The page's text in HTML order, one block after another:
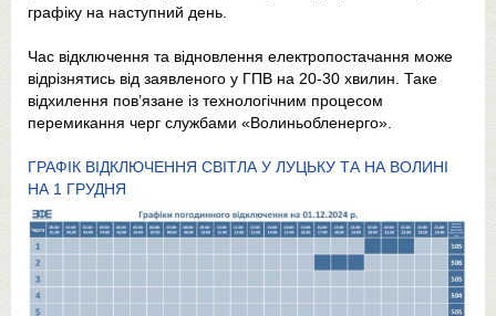
графіку на наступний день.
Час відключення та відновлення електропостачання може
відрізнятись від заявленого у ГПВ на 20-30 хвилин. Таке
відхилення пов’язане із технологічним процесом
перемикання черг службами «Волиньобленерго».
ГРАФІК ВІДКЛЮЧЕННЯ СВІТЛА У ЛУЦЬКУ ТА НА ВОЛИНІ
НА 1 ГРУДНЯ